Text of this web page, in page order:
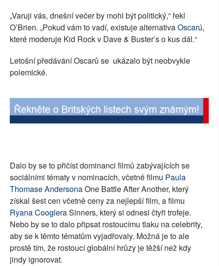
„Varuji vás, dnešní večer by mohl být politický,“ řekl
O’Brien. „Pokud vám to vadí, existuje alternativaOscarú,
které moderuje Kid Rock v Dave & Buster’s o kus dál.“
Letošní předávání Oscarů se ukázalo být neobvykle
polemické.
Dalo by se to přičíst dominanci filmů zabývajících se
sociálními tématy v nominacích, včetně filmu Paula
Thomase AndersonaOne Battle After Another, který
získal šest cen včetně ceny za nejlepší film, a filmu
Ryana CoogleraSinners, který si odnesl čtyři trofeje.
Nebo by se to dalo připsat rostoucímu tlaku na celebrity,
aby se k těmto tématům vyjadřovaly. Možná je to ale
prostě tím, že rostoucí globální hrůzy je těžší než kdy
jindy ignorovat.